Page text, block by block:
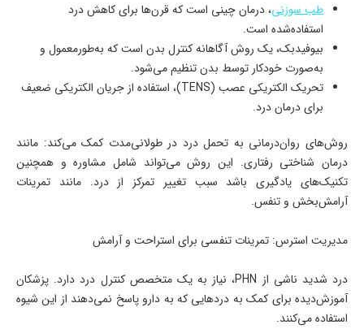
طب سوزنی، درمان چینی است که قرن‌ها برای کاهش درد
استفاده‌شده است.
بیوفیدبک، یک روش آگاهانه کنترل بدن است که به‌طورمعمول و
به‌صورت خودکار توسط بدن تنظیم می‌شود.
تحریک الکتریکی عصب (TENS)، استفاده از جریان الکتریکی ضعیف
برای درمان درد.
روش‌های روان‌درمانی به تحمل درد در طولانی‌مدت کمک می‌کند: مانند
درمان شناختی رفتاری. این روش می‌تواند شامل مشاوره و همچنین
تکنیک‌های یادگیری باشد سبب تغییر تمرکز از درد. مانند تمرینات
آرامش‌بخش و تنفس.
مدیریت استرس: تمرینات تنفسی برای استراحت و آرامش
درد شدید ناشی از PHN، نیاز به یک متخصص کنترل درد دارد. پزشکان
آموزش‌دیده برای کمک به دردهایی که به دارو پاسخ نمی‌دهند از این شیوه
استفاده می‌کنند.